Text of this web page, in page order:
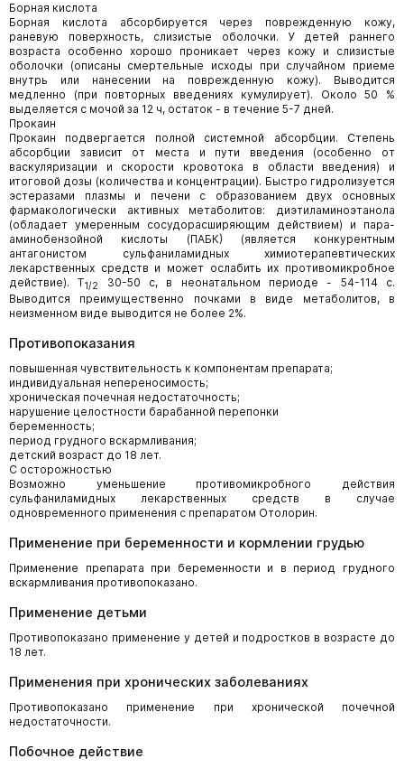
Борная кислота
Борная кислота абсорбируется через поврежденную кожу,
раневую поверхность, слизистые оболочки. У детей раннего
возраста особенно хорошо проникает через кожу и слизистые
оболочки (описаны смертельные исходы при случайном приеме
внутрь или нанесении на поврежденную кожу). Выводится
медленно (при повторных введениях кумулирует). Около 50 %
выделяется с мочой за 12 ч, остаток - в течение 5-7 дней.
Прокаин
Прокаин подвергается полной системной абсорбции. Степень
абсорбции зависит от места и пути введения (особенно от
васкуляризации и скорости кровотока в области введения) и
итоговой дозы (количества и концентрации). Быстро гидролизуется
эстеразами плазмы и печени с образованием двух основных
фармакологически активных метаболитов: диэтиламиноэтанола
(обладает умеренным сосудорасширяющим действием) и пара-
аминобензойной кислоты (ПАБК) (является конкурентным
антагонистом сульфаниламидных химиотерапевтических
лекарственных средств и может ослабить их противомикробное
действие). T1/2
30-50 с, в неонатальном периоде - 54-114 с.
Выводится преимущественно почками в виде метаболитов, в
неизменном виде выводится не более 2%.
Противопоказания
повышенная чувствительность к компонентам препарата;
индивидуальная непереносимость;
хроническая почечная недостаточность;
нарушение целостности барабанной перепонки
беременность;
период грудного вскармливания;
детский возраст до 18 лет.
С осторожностью
Возможно уменьшение противомикробного действия
сульфаниламидных лекарственных средств в случае
одновременного применения с препаратом Отолорин.
Применение при беременности и кормлении грудью
Применение препарата при беременности и в период грудного
вскармливания противопоказано.
Применение детьми
Противопоказано применение у детей и подростков в возрасте до
18 лет.
Применения при хронических заболеваниях
Противопоказано применение при хронической почечной
недостаточности.
Побочное действие